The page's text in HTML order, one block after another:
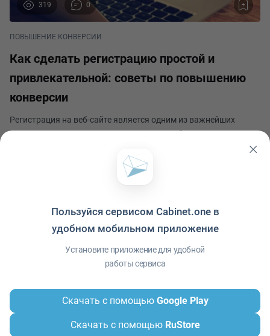
319 0
ПОВЫШЕНИЕ КОНВЕРСИИ
Как сделать регистрацию простой и
привлекательной: советы по повышению
конверсии
Регистрация на веб-сайте является одним из важнейших
шагов в привлечении новых пользователей и удержании уже
замороченным и вызывать отток пользователей из-за своей
сложности. Поэтому важно уделить внимание
Опубликовано 7 июня 2024
Политика конфиденциальности Условия использования ·
© ООО "Межрегиональный Информационный центр"
Пользуйся сервисом Cabinet.one в
удобном мобильном приложение
Установите приложение для удобной
работы сервиса
Скачать с помощью Google Play
Скачать с помощью RuStore